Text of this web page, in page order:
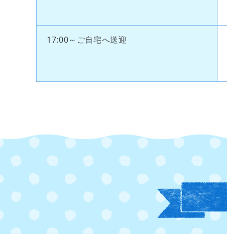
17:00～ご自宅へ送迎